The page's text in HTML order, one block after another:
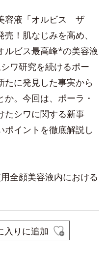
容液「オルビス ザ
！肌なじみを高め、
ルビス最高峰*の美容液
ワ研究を続けるポー
たに発見した事実から
。今回は、ポーラ・
たシワに関する新事
ポイントを徹底解説し
全顔美容液内における
入りに追加